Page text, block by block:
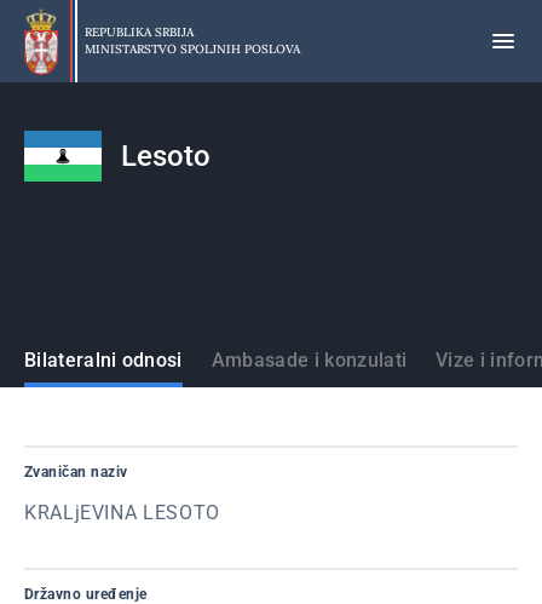
Preskoči
glavni
deo
REPUBLIKA SRBIJA
MINISTARSTVO SPOLJNIH POSLOVA
Lesoto
Države
Bilateralni odnosi Ambasade i konzulati Vize i
Zvaničan naziv
KRALjEVINA LESOTO
Državno uređenje